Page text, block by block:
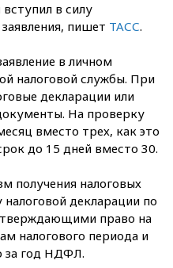
в силу
пишет ТАСС.
в личном
налоговой службы. При
декларации или
На проверку
вместо трех, как это
до 15 дней вместо 30.
получения налоговых
декларации по
право на
налогового периода и
за год НДФЛ.